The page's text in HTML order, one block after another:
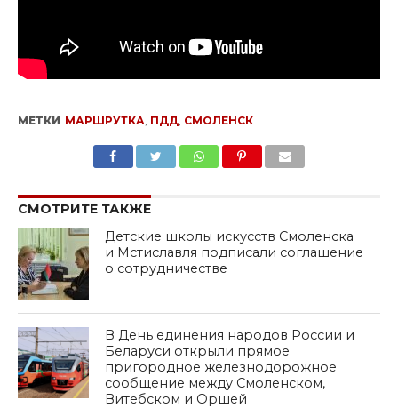
МЕТКИ МАРШРУТКА ПДД, СМОЛЕНСК
СМОТРИТЕ ТАКЖЕ
Детские школы искусств Смоленска
и Мстиславля подписали соглашение
о сотрудничестве
В День единения народов России и
Беларуси открыли прямое
пригородное железнодорожное
сообщение между Смоленском,
Витебском и Оршей